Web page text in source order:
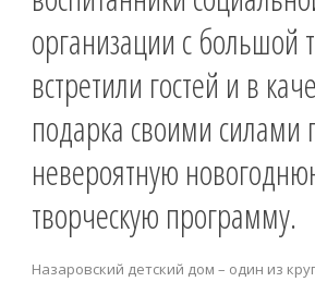
организации с большой
встретили гостей и в
подарка своими силами
невероятную
творческую программу.
Назаровский детский дом – один из